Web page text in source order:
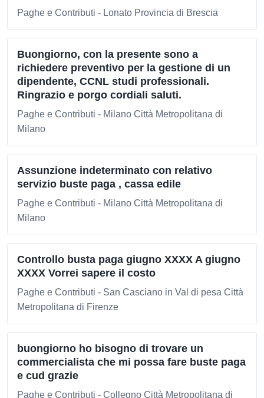
Paghe e Contributi - Lonato Provincia di Brescia
Buongiorno, con la presente sono a
richiedere preventivo per la gestione di un
dipendente, CCNL studi professionali.
Ringrazio e porgo cordiali saluti.
Paghe e Contributi - Milano Città Metropolitana di
Milano
Assunzione indeterminato con relativo
servizio buste paga , cassa edile
Paghe e Contributi - Milano Città Metropolitana di
Milano
Controllo busta paga giugno XXXX A giugno
XXXX Vorrei sapere il costo
Paghe e Contributi - San Casciano in Val di pesa Città
Metropolitana di Firenze
buongiorno ho bisogno di trovare un
commercialista che mi possa fare buste paga
e cud grazie
Paghe e Contributi - Collegno Città Metropolitana di